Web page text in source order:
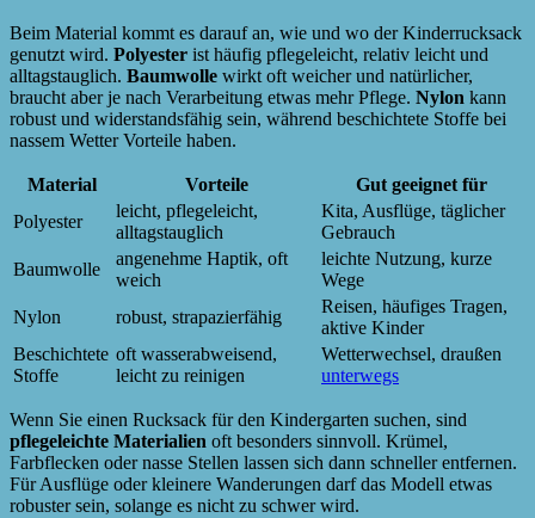
Beim Material kommt es darauf an, wie und wo der Kinderrucksack
genutzt wird. Polyester ist häufig pflegeleicht, relativ leicht und
alltagstauglich. Baumwolle wirkt oft weicher und natürlicher,
braucht aber je nach Verarbeitung etwas mehr Pflege. Nylon kann
robust und widerstandsfähig sein, während beschichtete Stoffe bei
nassem Wetter Vorteile haben.
Material Vorteile
Gut geeignet für
Polyester
leicht, pflegeleicht,
alltagstauglich
Kita, Ausflüge, täglicher
Gebrauch
Baumwolle
angenehme Haptik, oft
weich
leichte Nutzung, kurze
Wege
Nylon
robust, strapazierfähig
Reisen, häufiges Tragen,
aktive Kinder
Beschichtete
Stoffe
oft wasserabweisend,
leicht zu reinigen
Wetterwechsel, draußen
unterwegs
Wenn Sie einen Rucksack für den Kindergarten suchen, sind
pflegeleichte Materialien oft besonders sinnvoll. Krümel,
Farbflecken oder nasse Stellen lassen sich dann schneller entfernen.
Für Ausflüge oder kleinere Wanderungen darf das Modell etwas
robuster sein, solange es nicht zu schwer wird.